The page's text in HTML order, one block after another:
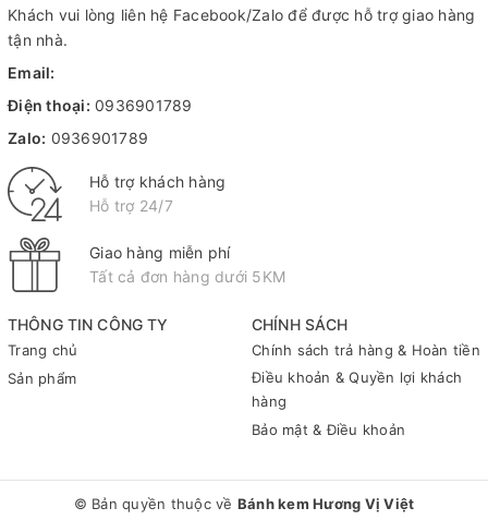
THÔNG TIN CÔNG TY
Trang chủ
Sản phẩm
CHÍNH SÁCH
Chính sách trả hàng & Hoàn tiền
Điều khoản & Quyền lợi khách
hàng
Bảo mật & Điều khoản
Khách vui lòng liên hệ Facebook/Zalo để được hỗ trợ giao hàng
tận nhà.
Email:
Điện thoại: 0936901789
Zalo: 0936901789
Hỗ trợ khách hàng
Hỗ trợ 24/7
Giao hàng miễn phí
Tất cả đơn hàng dưới 5KM
© Bản quyền thuộc về Bánh kem Hương Vị Việt